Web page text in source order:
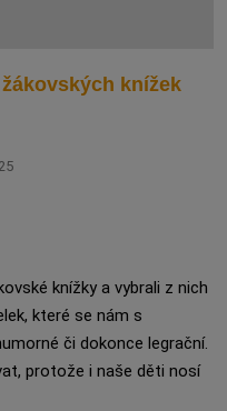
knížek
knížky a vybrali z nich
které se nám s
či dokonce legrační.
protože i naše děti nosí